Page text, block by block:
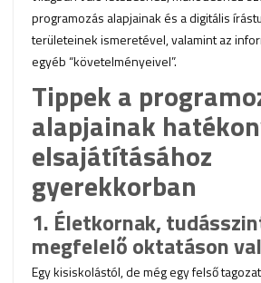
programozás alapjainak és a digitális
területeinek ismeretével, valamint az
egyéb “követelményeivel”.
Tippek a
alapjainak
elsajátításához
gyerekkorban
1. Életkornak,
megfelelő oktatáson
Egy kisiskolástól, de még egy felső